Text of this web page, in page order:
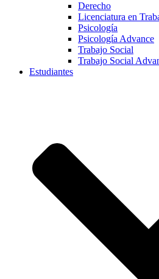
Derecho
Licenciatura en
Psicología
Psicología Advance
Trabajo Social
Trabajo Social
Estudiantes